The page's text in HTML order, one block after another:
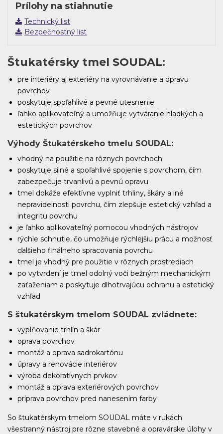
Prílohy na stiahnutie
Technický list
Bezpečnostný list
Štukatérsky tmel SOUDAL:
pre interiéry aj exteriéry na vyrovnávanie a opravu
povrchov
poskytuje spoľahlivé a pevné utesnenie
ľahko aplikovateľný a umožňuje vytváranie hladkých a
estetických povrchov
Výhody Štukatérskeho tmelu SOUDAL:
vhodný na použitie na rôznych povrchoch
poskytuje silné a spoľahlivé spojenie s povrchom, čím
zabezpečuje trvanlivú a pevnú opravu
tmel dokáže efektívne vyplniť trhliny, škáry a iné
nepravidelnosti povrchu, čím zlepšuje estetický vzhľad a
integritu povrchu
je ľahko aplikovateľný pomocou vhodných nástrojov
rýchle schnutie, čo umožňuje rýchlejšiu prácu a možnosť
ďalšieho finálneho spracovania povrchu
tmel je vhodný pre použitie v rôznych prostrediach
po vytvrdení je tmel odolný voči bežným mechanickým
zaťaženiam a poskytuje dlhotrvajúcu ochranu a estetický
vzhľad
S štukatérskym tmelom SOUDAL zvládnete:
vyplňovanie trhlín a škár
oprava povrchov
montáž a oprava sadrokartónu
úpravy a renovácie interiérov
výroba dekoratívnych prvkov
montáž a oprava exteriérových povrchov
príprava povrchov pred nanesením farby
So štukatérskym tmelom SOUDAL máte v rukách
všestranný nástroj pre rôzne stavebné a opravárske úlohy v